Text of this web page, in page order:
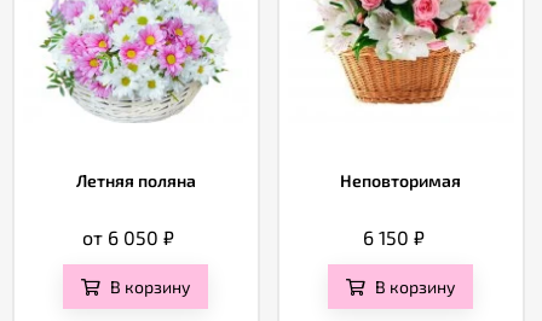
Летняя поляна
от 6 050₽
В корзину
Неповторимая
6 150 ₽
В корзину